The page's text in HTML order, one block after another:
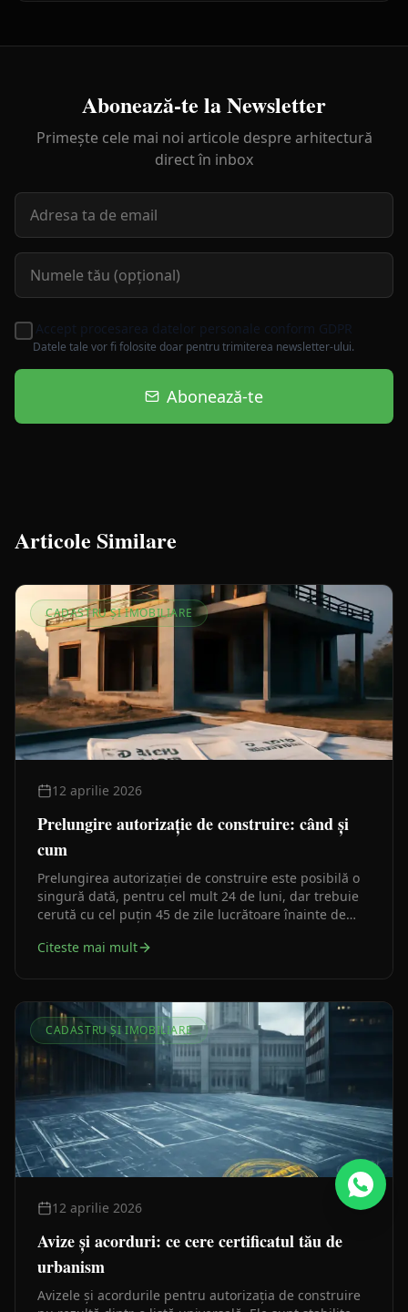
Abonează-te la Newsletter
Primește cele mai noi articole despre arhitectură
direct în inbox
Accept procesarea datelor personale conform GDPR
Datele tale vor fi folosite doar pentru trimiterea newsletter-ului.
Abonează-te
Articole Similare
CADASTRU ȘI IMOBILIARE
12 aprilie 2026
Prelungire autorizație de construire: când și
cum
Prelungirea autorizației de construire este posibilă o
singură dată, pentru cel mult 24 de luni, dar trebuie
cerută cu cel puțin 45 de zile lucrătoare înainte de
Citeste mai mult
CADASTRU ȘI IMOBILIARE
12 aprilie 2026
Avize și acorduri: ce cere certificatul tău de
urbanism
Avizele și acordurile pentru autorizația de construire